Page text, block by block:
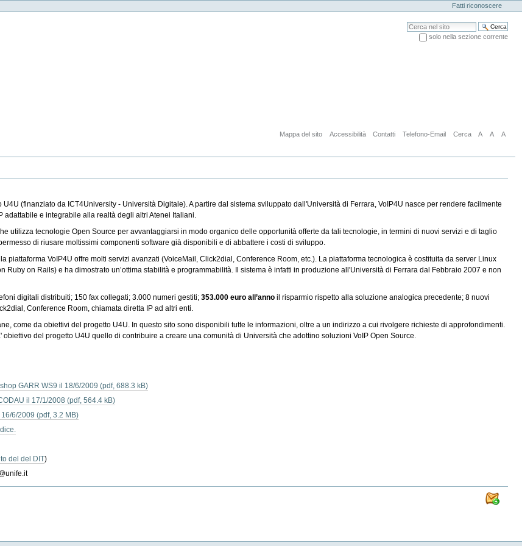
Fatti riconoscere
Cerca nel sito
solo nella sezione corrente
Mappa del sito Accessibilità Contatti Telefono-Email Cerca A A A
(finanziato da ICT4University - Università Digitale). A partire dal sistema sviluppato dall'Università di Ferrara, VoIP4U nasce per rendere facilmente
adattabile e integrabile alla realtà degli altri Atenei Italiani.
utilizza tecnologie Open Source per avvantaggiarsi in modo organico delle opportunità offerte da tali tecnologie, in termini di nuovi servizi e di taglio
di riusare moltissimi componenti software già disponibili e di abbattere i costi di sviluppo.
piattaforma VoIP4U offre molti servizi avanzati (VoiceMail, Click2dial, Conference Room, etc.). La piattaforma tecnologica è costituita da server Linux
Ruby on Rails) e ha dimostrato un’ottima stabilità e programmabilità. Il sistema è infatti in produzione all'Università di Ferrara dal Febbraio 2007 e non
digitali distribuiti; 150 fax collegati; 3.000 numeri gestiti;353.000 euro all’anno il risparmio rispetto alla soluzione analogica precedente; 8 nuovi
Conference Room, chiamata diretta IP ad altri enti.
come da obiettivi del progetto U4U. In questo sito sono disponibili tutte le informazioni, oltre a un indirizzo a cui rivolgere richieste di approfondimenti.
del progetto U4U quello di contribuire a creare una comunità di Università che adottino soluzioni VoIP Open Source.
GARR WS9 il 18/6/2009
il 17/1/2008
6/2009
del del DIT)